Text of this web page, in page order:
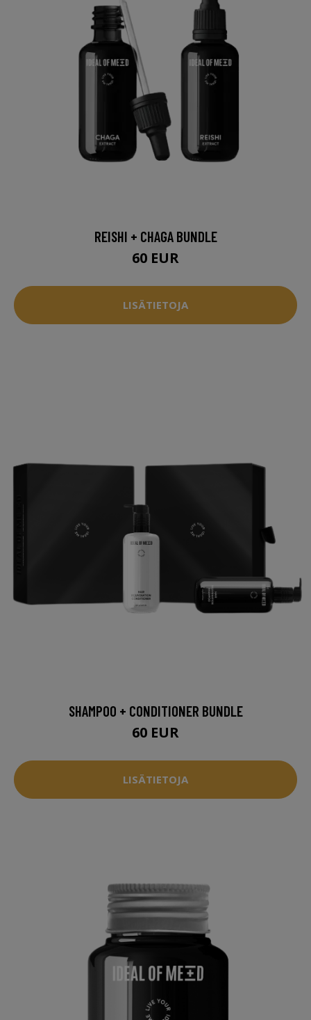
REISHI + CHAGA BUNDLE
60 EUR
LISÄTIETOJA
SHAMPOO + CONDITIONER BUNDLE
60 EUR
LISÄTIETOJA